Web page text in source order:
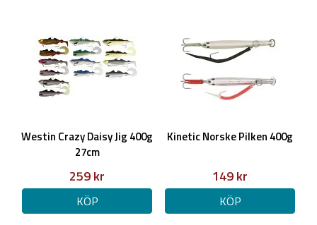
Westin Crazy Daisy Jig 400g
27cm
259 kr
KÖP
Kinetic Norske Pilken 400g
149 kr
KÖP